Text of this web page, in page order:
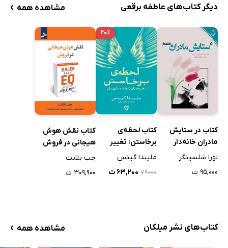
دیگر کتاب‌های عاطفه برقعی مشاهده همه ›
کتاب در ستایش
مادران خانه‌دار
لورا شلسینگر
۹۵,۰۰۰ ت
۲۰٪
کتاب لحظه‌ی
برخاستن: تغییر
جهان با
ملیندا گیتس
۷۹۰۰۰ ۶۳,۲۰۰ ت
کتاب نقش هوش
هیجانی در فروش
جب بلانت
۳۰۹,۹۰۰ ت
کتاب‌های نشر میلکان مشاهده همه ›